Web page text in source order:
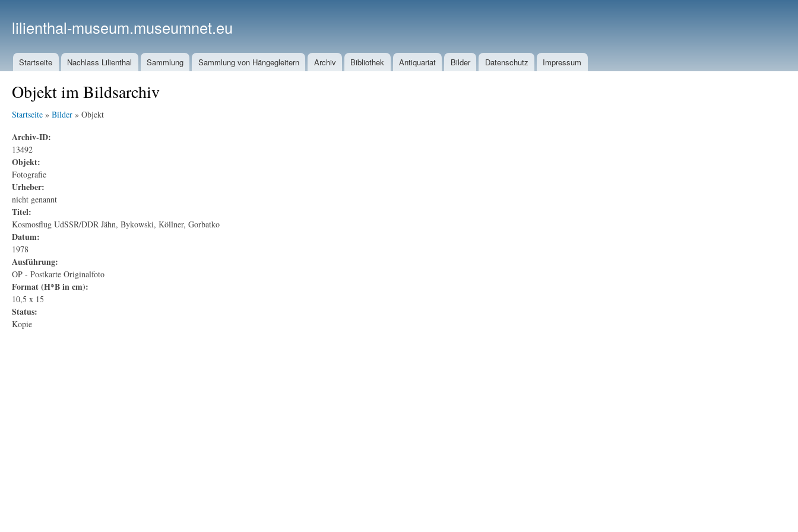
lilienthal-museum.museumnet.eu
Startseite Nachlass Lilienthal Sammlung Sammlung von Hängegleitern Archiv Bibliothek Antiquariat Bilder Datenschutz Impressum
Objekt im Bildsarchiv
Startseite » Bilder » Objekt
Archiv-ID:
13492
Objekt:
Fotografie
Urheber:
nicht genannt
Titel:
Kosmosflug UdSSR/DDR Jähn, Bykowski, Köllner, Gorbatko
Datum:
1978
Ausführung:
OP - Postkarte Originalfoto
Format (H*B in cm):
10,5 x 15
Status:
Kopie